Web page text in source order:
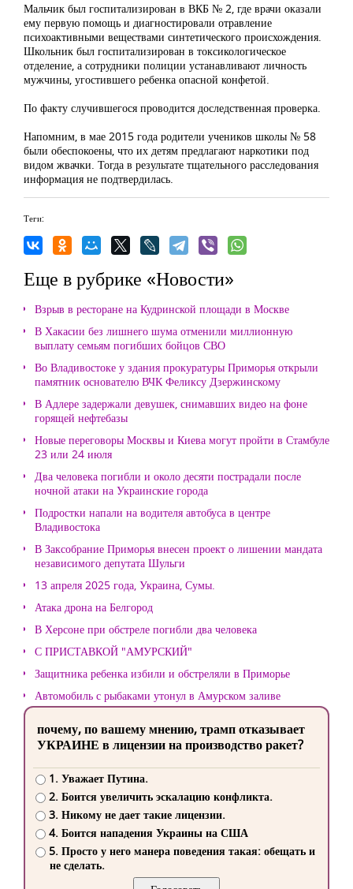
Мальчик был госпитализирован в ВКБ № 2, где врачи оказали
ему первую помощь и диагностировали отравление
психоактивными веществами синтетического происхождения.
Школьник был госпитализирован в токсикологическое
отделение, а сотрудники полиции устанавливают личность
мужчины, угостившего ребенка опасной конфетой.
По факту случившегося проводится доследственная проверка.
Напомним, в мае 2015 года родители учеников школы № 58
были обеспокоены, что их детям предлагают наркотики под
видом жвачки. Тогда в результате тщательного расследования
информация не подтвердилась.
Теги:
Еще в рубрике «Новости»
Взрыв в ресторане на Кудринской площади в Москве
В Хакасии без лишнего шума отменили миллионную
выплату семьям погибших бойцов СВО
Во Владивостоке у здания прокуратуры Приморья открыли
памятник основателю ВЧК Феликсу Дзержинскому
В Адлере задержали девушек, снимавших видео на фоне
горящей нефтебазы
Новые переговоры Москвы и Киева могут пройти в Стамбуле
23 или 24 июля
Два человека погибли и около десяти пострадали после
ночной атаки на Украинские города
Подростки напали на водителя автобуса в центре
Владивостока
В Заксобрание Приморья внесен проект о лишении мандата
независимого депутата Шульги
13 апреля 2025 года, Украина, Сумы.
Атака дрона на Белгород
В Херсоне при обстреле погибли два человека
С ПРИСТАВКОЙ "АМУРСКИЙ"
Защитника ребенка избили и обстреляли в Приморье
Автомобиль с рыбаками утонул в Амурском заливе
почему, по вашему мнению, трамп отказывает
УКРАИНЕ в лицензии на производство ракет?
1. Уважает Путина.
2. Боится увеличить эскалацию конфликта.
3. Никому не дает такие лицензии.
4. Боится нападения Украины на США
5. Просто у него манера поведения такая: обещать и
не сделать.